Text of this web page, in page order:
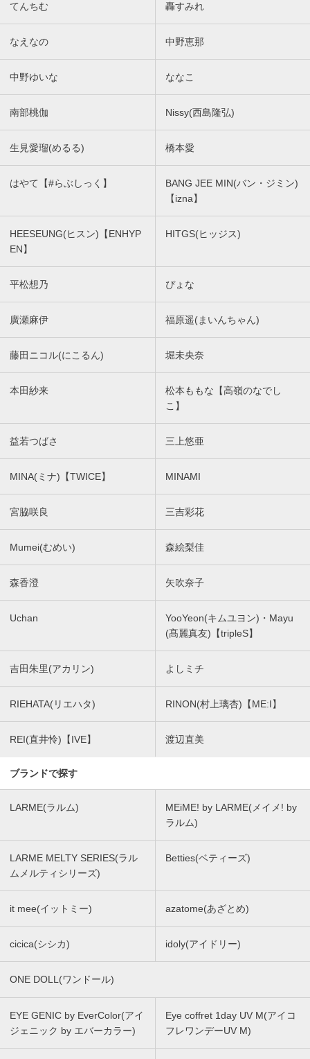
てんちむ 轟すみれ
なえなの 中野恵那
中野ゆいな ななこ
南部桃伽 Nissy(西島隆弘)
生見愛瑠(めるる) 橋本愛
はやて【#らぶしっく】
BANG JEE MIN(バン・ジミン)
【izna】
HEESEUNG(ヒスン)【ENHYP
EN】
HITGS(ヒッジス)
平松想乃 ぴょな
廣瀬麻伊 福原遥(まいんちゃん)
藤田ニコル(にこるん) 堀未央奈
本田紗来
松本ももな【高嶺のなでし
こ】
益若つばさ 三上悠亜
MINA(ミナ)【TWICE】 MINAMI
宮脇咲良 三吉彩花
Mumei(むめい) 森絵梨佳
森香澄 矢吹奈子
Uchan
YooYeon(キムユヨン)・Mayu
(髙麗真友)【tripleS】
吉田朱里(アカリン) よしミチ
RIEHATA(リエハタ) RINON(村上璃杏)【ME:I】
REI(直井怜)【IVE】 渡辺直美
ブランドで探す
LARME(ラルム)
MEiME! by LARME(メイメ! by
ラルム)
LARME MELTY SERIES(ラル
ムメルティシリーズ)
Betties(ベティーズ)
it mee(イットミー) azatome(あざとめ)
cicica(シシカ) idoly(アイドリー)
ONE DOLL(ワンドール)
EYE GENIC by EverColor(アイ
ジェニック by エバーカラー)
Eye coffret 1day UV M(アイコ
フレワンデーUV M)